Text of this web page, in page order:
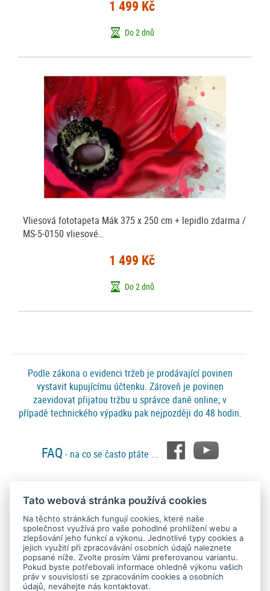
1 499 Kč
Do 2 dnů
Vliesová fototapeta Mák 375 x 250 cm + lepidlo zdarma /
MS-5-0150 vliesové…
1 499 Kč
Do 2 dnů
Podle zákona o evidenci tržeb je prodávající povinen
vystavit kupujícímu účtenku. Zároveň je povinen
zaevidovat přijatou tržbu u správce daně online; v
případě technického výpadku pak nejpozději do 48 hodin.
FAQ - na co se často ptáte ...
Platební metody
Tato webová stránka používá cookies
Na těchto stránkách fungují cookies, které naše
společnost využívá pro vaše pohodlné prohlížení webu a
zlepšování jeho funkcí a výkonu. Jednotlivé typy cookies a
jejich využití při zpracovávání osobních údajů naleznete
popsané níže. Zvolte prosím Vámi preferovanou variantu.
Pokud byste potřebovali informace ohledně výkonu vašich
práv v souvislosti se zpracováním cookies a osobních
údajů, neváhejte nás kontaktovat.